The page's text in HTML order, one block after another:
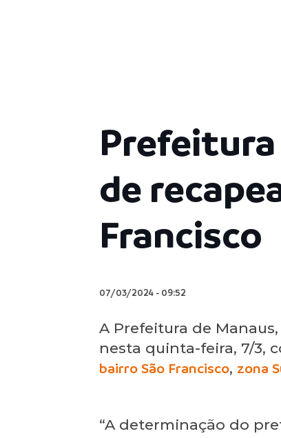
Prefeitura
de
Francisco
07/03/2024 - 09:52
A Prefeitura de
nesta quinta-feira, 7/3,
bairro São Francisco, zona
“A determinação do